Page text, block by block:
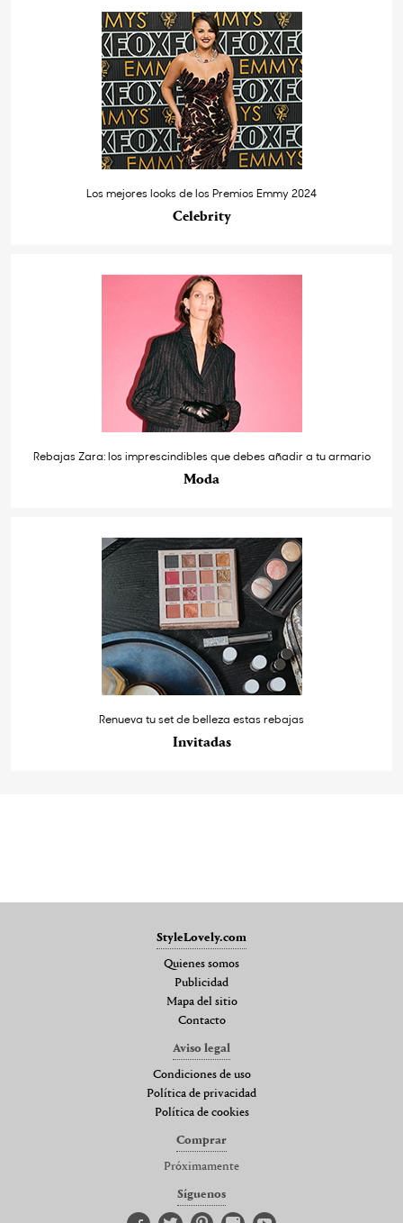
Los mejores looks de los Premios Emmy 2024
Celebrity
Rebajas Zara: los imprescindibles que debes añadir a tu armario
Moda
Renueva tu set de belleza estas rebajas
Invitadas
StyleLovely.com
Quienes somos
Publicidad
Mapa del sitio
Contacto
Aviso legal
Condiciones de uso
Política de privacidad
Política de cookies
Comprar
Próximamente
Síguenos